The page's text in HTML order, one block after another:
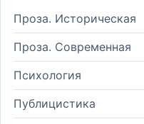
Проза. Историческая
Проза. Современная
Психология
Публицистика